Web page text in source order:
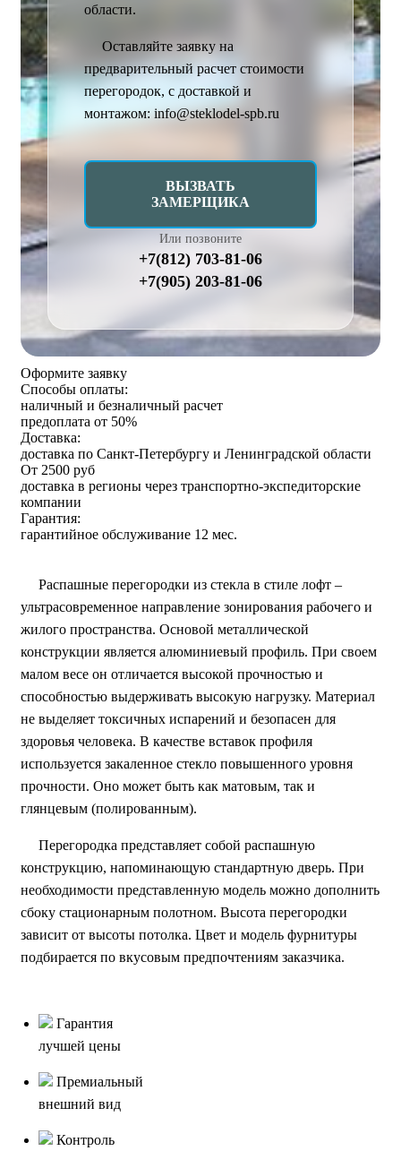
области.
Оставляйте заявку на
предварительный расчет стоимости
перегородок, с доставкой и
монтажом: info@steklodel-spb.ru
ВЫЗВАТЬ
ЗАМЕРЩИКА
Или позвоните
+7(812) 703-81-06
+7(905) 203-81-06
Способы оплаты:
наличный и безналичный расчет
предоплата от 50%
Доставка:
доставка по Санкт-Петербургу и Ленинградской области
От 2500 руб
доставка в регионы через транспортно-экспедиторские
компании
Гарантия:
гарантийное обслуживание 12 мес.
Оформите заявку
Распашные перегородки из стекла в стиле лофт –
ультрасовременное направление зонирования рабочего и
жилого пространства. Основой металлической
конструкции является алюминиевый профиль. При своем
малом весе он отличается высокой прочностью и
способностью выдерживать высокую нагрузку. Материал
не выделяет токсичных испарений и безопасен для
здоровья человека. В качестве вставок профиля
используется закаленное стекло повышенного уровня
прочности. Оно может быть как матовым, так и
глянцевым (полированным).
Перегородка представляет собой распашную
конструкцию, напоминающую стандартную дверь. При
необходимости представленную модель можно дополнить
сбоку стационарным полотном. Высота перегородки
зависит от высоты потолка. Цвет и модель фурнитуры
подбирается по вкусовым предпочтениям заказчика.
Гарантия
лучшей цены
Премиальный
внешний вид
Контроль